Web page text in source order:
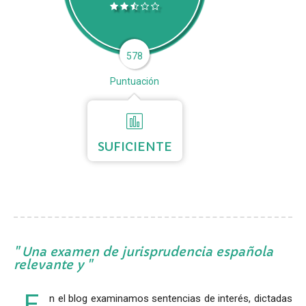
578
Puntuación
SUFICIENTE
Una examen de jurisprudencia española
relevante y
n el blog examinamos sentencias de interés, dictadas